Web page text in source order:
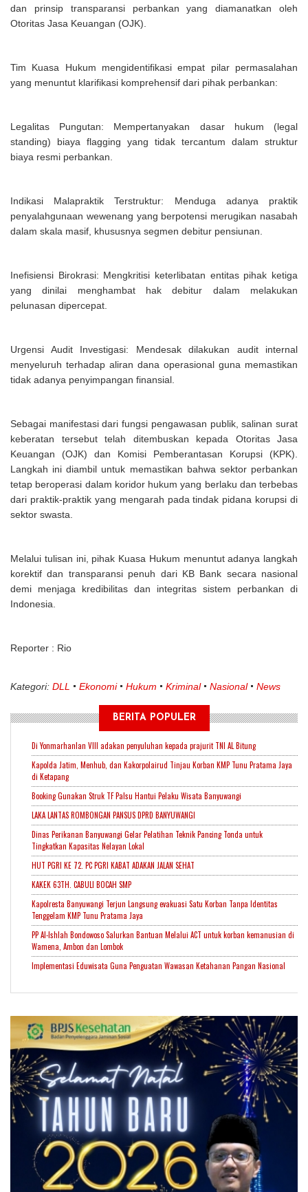
dan prinsip transparansi perbankan yang diamanatkan oleh
Otoritas Jasa Keuangan (OJK).
Tim Kuasa Hukum mengidentifikasi empat pilar permasalahan
yang menuntut klarifikasi komprehensif dari pihak perbankan:
Legalitas Pungutan: Mempertanyakan dasar hukum (legal
standing) biaya flagging yang tidak tercantum dalam struktur
biaya resmi perbankan.
Indikasi Malapraktik Terstruktur: Menduga adanya praktik
penyalahgunaan wewenang yang berpotensi merugikan nasabah
dalam skala masif, khususnya segmen debitur pensiunan.
Inefisiensi Birokrasi: Mengkritisi keterlibatan entitas pihak ketiga
yang dinilai menghambat hak debitur dalam melakukan
pelunasan dipercepat.
Urgensi Audit Investigasi: Mendesak dilakukan audit internal
menyeluruh terhadap aliran dana operasional guna memastikan
tidak adanya penyimpangan finansial.
Sebagai manifestasi dari fungsi pengawasan publik, salinan surat
keberatan tersebut telah ditembuskan kepada Otoritas Jasa
Keuangan (OJK) dan Komisi Pemberantasan Korupsi (KPK).
Langkah ini diambil untuk memastikan bahwa sektor perbankan
tetap beroperasi dalam koridor hukum yang berlaku dan terbebas
dari praktik-praktik yang mengarah pada tindak pidana korupsi di
sektor swasta.
Melalui tulisan ini, pihak Kuasa Hukum menuntut adanya langkah
korektif dan transparansi penuh dari KB Bank secara nasional
demi menjaga kredibilitas dan integritas sistem perbankan di
Indonesia.
Reporter : Rio
Kategori: DLL Ekonomi Hukum Kriminal Nasional News
BERITA POPULER
Di Yonmarhanlan VIII adakan penyuluhan kepada prajurit TNI AL Bitung
Kapolda Jatim, Menhub, dan Kakorpolairud Tinjau Korban KMP Tunu Pratama Jaya
di Ketapang
Booking Gunakan Struk TF Palsu Hantui Pelaku Wisata Banyuwangi
LAKA LANTAS ROMBONGAN PANSUS DPRD BANYUWANGI
Dinas Perikanan Banyuwangi Gelar Pelatihan Teknik Pancing Tonda untuk
Tingkatkan Kapasitas Nelayan Lokal
HUT PGRI KE 72. PC PGRI KABAT ADAKAN JALAN SEHAT
KAKEK 63TH. CABULI BOCAH SMP
Kapolresta Banyuwangi Terjun Langsung evakuasi Satu Korban Tanpa Identitas
Tenggelam KMP Tunu Pratama Jaya
PP Al-Ishlah Bondowoso Salurkan Bantuan Melalui ACT untuk korban kemanusian di
Wamena, Ambon dan Lombok
Implementasi Eduwisata Guna Penguatan Wawasan Ketahanan Pangan Nasional